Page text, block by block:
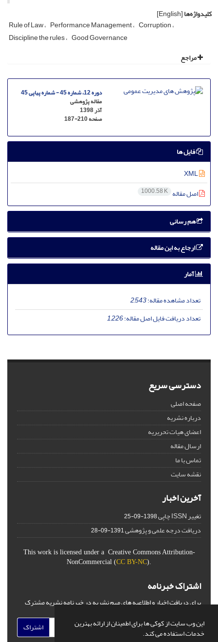
این وب سایت از کوکی ها برای اطمینان از ارائه بهترین
خدمات استفاده می کند.
کلیدواژه‌ها[English]
Rule of Law Performance Management Corruption
Discipline the rules Good Governance
مراجع
دوره 12، شماره 45 - شماره پیاپی 45
مقاله پژوهشی
آذر 1398
صفحه187-210
فایل ها
اصل مقاله 1000.58 K
هم رسانی
ارجاع به این مقاله
آمار
تعداد مشاهده مقاله:2,543
تعداد دریافت فایل اصل مقاله:1,226
دسترسی سریع
صفحه اصلی
درباره نشریه
اعضای هیات تحریریه
ارسال مقاله
تماس با ما
نقشه سایت
آخرین اخبار
تغییر ISSN چاپی 1398-09-25
دریافت درجه علمی و پژوهشی1391-09-28
This work is licensed under a Creative Commons Attribution-
NonCommercial (CC BY-NC).
اشتراک خبرنامه
برای دریافت اخبار و اطلاعیه های مهم نشریه در خبرنامه نشریه مشترک
اشتراک